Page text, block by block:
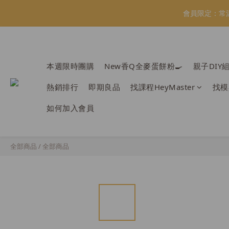
會員限定：常
會員限定：常
＼
會員限定：常
本週限時團購 New香Q全麥蛋餅粉🍳 親子DIY
熱銷排行 即期良品 找課程HeyMaster 找
如何加入會員
全部商品 / 全部商品